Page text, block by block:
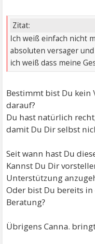
Zitat:
Ich weiß einfach nicht
absoluten versager
ich weiß dass meine
Bestimmt bist Du kein
darauf?
Du hast natürlich
damit Du Dir selbst
Seit wann hast Du
Kannst Du Dir
Unterstützung
Oder bist Du bereits
Beratung?
Übrigens Canna.